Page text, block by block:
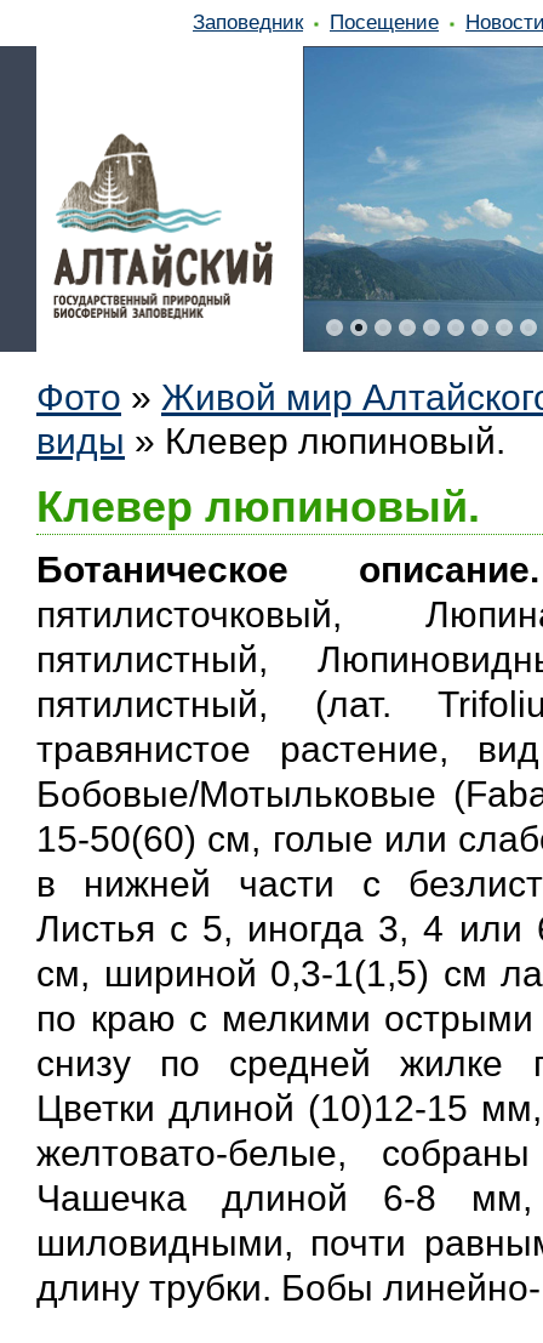
Заповедник Посещение
Фото » Живой мир
виды » Клевер люпиновый.
Клевер люпиновый.
Ботаническое описание.
пятилисточковый,
пятилистный,
пятилистный, (лат.
травянистое растение,
Бобовые/Мотыльковые
15-50(60) см, голые или
в нижней части с
Листья с 5, иногда 3, 4 или
см, шириной 0,3-1(1,5) см
по краю с мелкими острыми
снизу по средней жилке
Цветки длиной (10)12-15
желтовато-белые,
Чашечка длиной 6-8
шиловидными, почти
длину трубки. Бобы